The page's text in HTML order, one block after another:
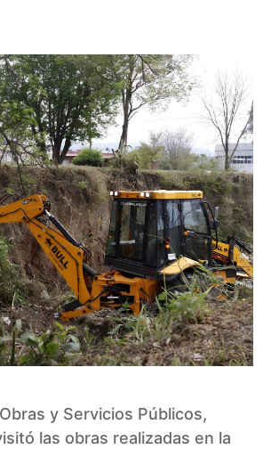
y Servicios Públicos,
las obras realizadas en la